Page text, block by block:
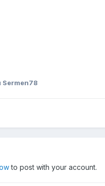
Sermen78
to post with your account.